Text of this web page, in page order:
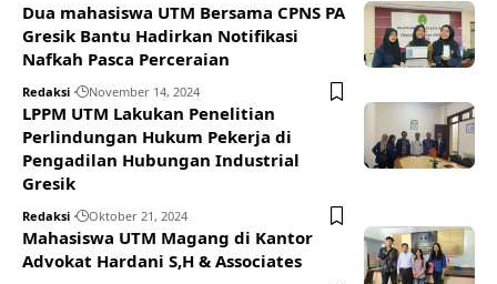
Dua mahasiswa UTM Bersama CPNS PA
Gresik Bantu Hadirkan Notifikasi
Nafkah Pasca Perceraian
Redaksi November 14, 2024
LPPM UTM Lakukan Penelitian
Perlindungan Hukum Pekerja di
Pengadilan Hubungan Industrial
Gresik
Redaksi Oktober 21, 2024
Mahasiswa UTM Magang di Kantor
Advokat Hardani S,H & Associates